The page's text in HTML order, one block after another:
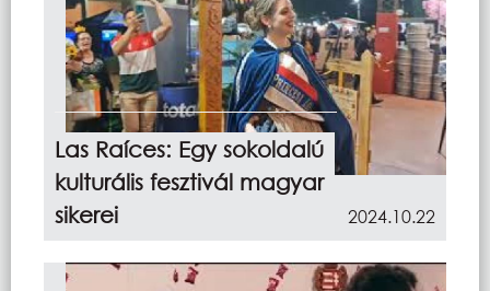
Las Raíces: Egy sokoldalú
kulturális fesztivál magyar
sikerei
2024.10.22